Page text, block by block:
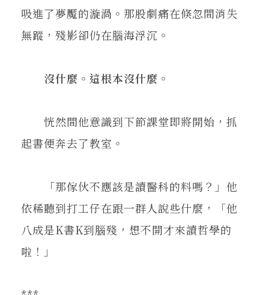
吸進了夢魘的漩渦。那股劇痛在倏忽間消失
無蹤，殘影卻仍在腦海浮沉。
沒什麼。這根本沒什麼。
恍然間他意識到下節課堂即將開始，抓
起書便奔去了教室。
「那傢伙不應該是讀醫科的料嗎？」他
依稀聽到打工仔在跟一群人說些什麼，「他
八成是K書K到腦殘，想不開才來讀哲學的
啦！」